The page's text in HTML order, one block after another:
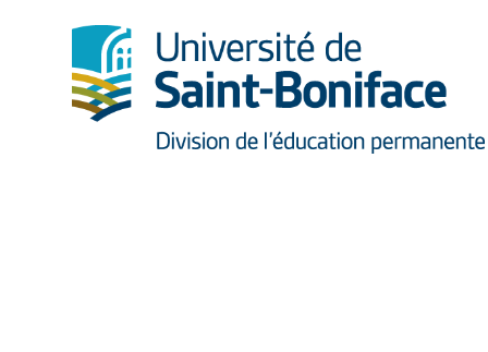
que possible.
J’AI CLIQUÉ SUR
UNE ENTREVUE